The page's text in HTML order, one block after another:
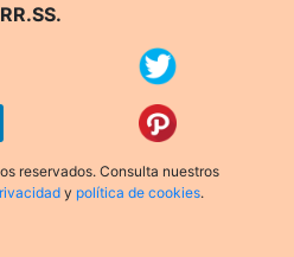
reservados. Consulta nuestros
y política de cookies.